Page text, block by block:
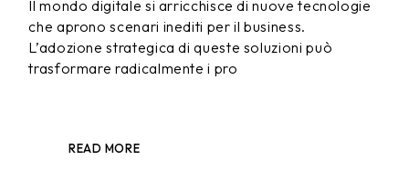
Il mondo digitale si arricchisce di nuove tecnologie
che aprono scenari inediti per il business.
L’adozione strategica di queste soluzioni può
trasformare radicalmente i pro
READ MORE